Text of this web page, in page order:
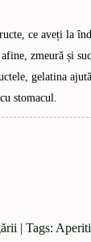
ce aveți la
zmeură și
gelatina
stomacul.
| Tags: